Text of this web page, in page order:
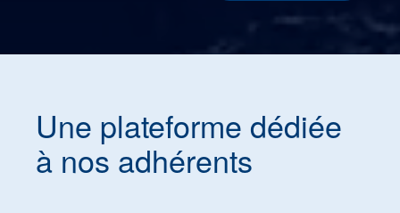
Une plateforme dédiée
à nos adhérents